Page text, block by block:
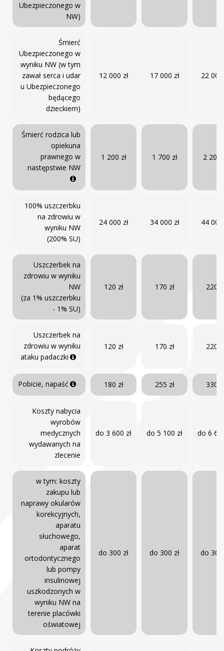
Ubezpieczonego w
NW)
Śmierć
Ubezpieczonego w
wyniku NW (w tym
zawał serca i udar
u Ubezpieczonego
będącego
dzieckiem)
12 000 zł 17 000 zł 22 000
Śmierć rodzica lub
opiekuna
prawnego w
następstwie NW
1 200 zł 1 700 zł 2 200
100% uszczerbku
na zdrowiu w
wyniku NW
(200% SU)
24 000 zł 34 000 zł 44 000
Uszczerbek na
zdrowiu w wyniku
NW
(za 1% uszczerbku
- 1% SU)
120 zł 170 zł 220
Uszczerbek na
zdrowiu w wyniku
ataku padaczki
120 zł 170 zł 220
Pobicie, napaść 180 zł 255 zł 330
Koszty nabycia
wyrobów
medycznych
wydawanych na
zlecenie
do 3 600 zł do 5 100 zł do 6
w tym: koszty
zakupu lub
naprawy okularów
korekcyjnych,
aparatu
słuchowego,
aparat
ortodontycznego
lub pompy
insulinowej
uszkodzonych w
wyniku NW na
terenie placówki
oświatowej
do 300 zł do 300 zł do 300